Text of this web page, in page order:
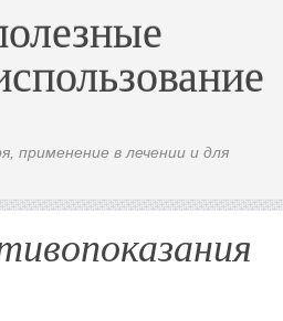
применение в лечении и для